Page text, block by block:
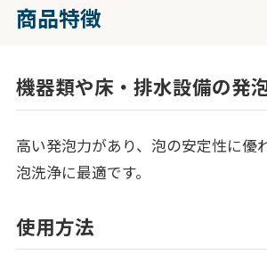
商品特徴
機器類や床・排水設備の発
高い発泡力があり、泡の安定性に優
泡洗浄に最適です。
使用方法